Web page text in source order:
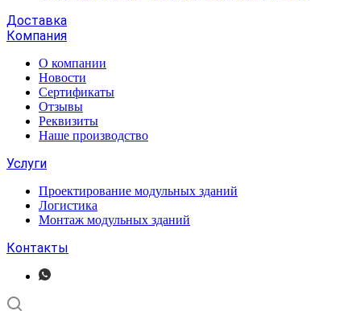
Доставка
Компания
О компании
Новости
Сертификаты
Отзывы
Реквизиты
Наше производство
Услуги
Проектирование модульных зданий
Логистика
Монтаж модульных зданий
Контакты